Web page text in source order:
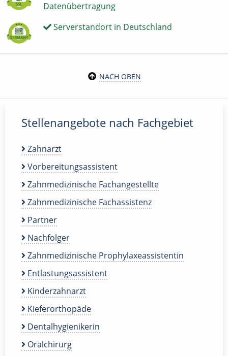
Datenübertragung
Serverstandort in Deutschland
NACH OBEN
Stellenangebote nach Fachgebiet
Zahnarzt
Vorbereitungsassistent
Zahnmedizinische Fachangestellte
Zahnmedizinische Fachassistenz
Partner
Nachfolger
Zahnmedizinische Prophylaxeassistentin
Entlastungsassistent
Kinderzahnarzt
Kieferorthopäde
Dentalhygienikerin
Oralchirurg